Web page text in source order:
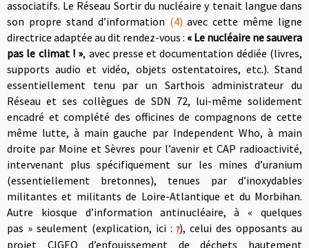
associatifs. Le Réseau Sortir du nucléaire y tenait langue dans
son propre stand d’information (4) avec cette même ligne
directrice adaptée au dit rendez-vous : « Le nucléaire ne sauvera
pas le climat ! », avec presse et documentation dédiée (livres,
supports audio et vidéo, objets ostentatoires, etc.). Stand
essentiellement tenu par un Sarthois administrateur du
Réseau et ses collègues de SDN 72, lui-même solidement
encadré et complété des officines de compagnons de cette
même lutte, à main gauche par Independent Who, à main
droite par Moine et Sèvres pour l’avenir et CAP radioactivité,
intervenant plus spécifiquement sur les mines d’uranium
(essentiellement bretonnes), tenues par d’inoxydables
militantes et militants de Loire-Atlantique et du Morbihan.
Autre kiosque d’information antinucléaire, à « quelques
pas » seulement (explication, ici : ?), celui des opposants au
projet CIGEO d’enfouissement de déchets hautement